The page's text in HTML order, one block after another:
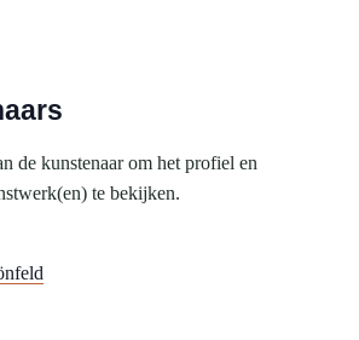
de kunstenaar om het profiel en
te bekijken.